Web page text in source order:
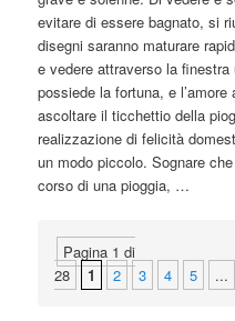
evitare diessere bagnato, si
disegni saranno maturare
e vedere attraverso la
possiede la fortuna, e
ascoltare il ticchettio della
realizzazione di felicità
un modo piccolo. Sognare
corso di una pioggia, …
Pagina 1 di
28
1 2 3 4 5 ...